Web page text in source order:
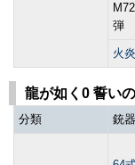
弾
火
龍が如く0 誓い
分類 銃